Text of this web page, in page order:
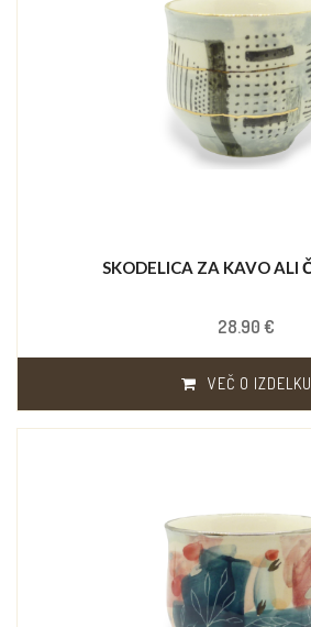
SKODELICA ZA KAVO ALI
28.90 €
VEČ O IZDELKU